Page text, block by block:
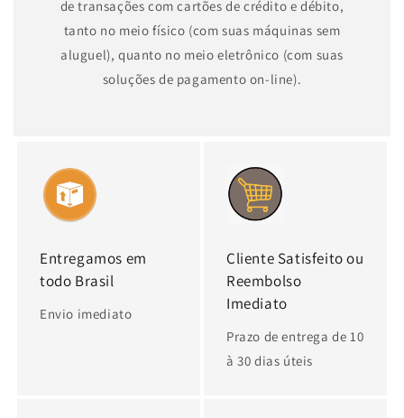
de transações com cartões de crédito e débito,
tanto no meio físico (com suas máquinas sem
aluguel), quanto no meio eletrônico (com suas
soluções de pagamento on-line).
Entregamos em
todo Brasil
Envio imediato
Cliente Satisfeito ou
Reembolso
Imediato
Prazo de entrega de 10
à 30 dias úteis